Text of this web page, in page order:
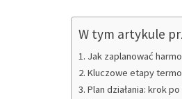
W tym artykule
Jak zaplanować
Kluczowe etapy
Plan działania: krok